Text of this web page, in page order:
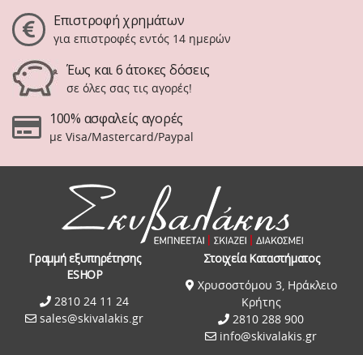
Επιστροφή χρημάτων
για επιστροφές εντός 14 ημερών
Έως και 6 άτοκες δόσεις
σε όλες σας τις αγορές!
100% ασφαλείς αγορές
με Visa/Mastercard/Paypal
Γραμμή εξυπηρέτησης
ESHOP
2810 24 11 24
sales@skivalakis.gr
Στοιχεία Καταστήματος
Χρυσοστόμου 3, Ηράκλειο
Κρήτης
2810 288 900
info@skivalakis.gr